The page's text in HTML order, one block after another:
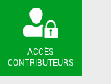
ACCÈS
CONTRIBUTEURS